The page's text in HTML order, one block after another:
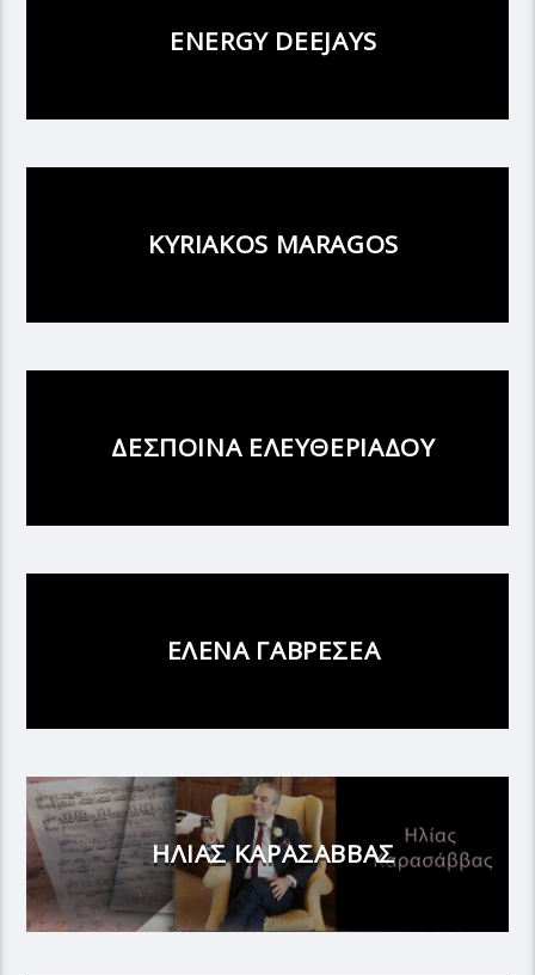
ENERGY DEEJAYS
KYRIAKOS MARAGOS
ΔΕΣΠΟΙΝΑ ΕΛΕΥΘΕΡΙΑΔΟΥ
ΕΛΕΝΑ ΓΑΒΡΕΣΕΑ
ΗΛΙΑΣ ΚΑΡΑΣΑΒΒΑΣ